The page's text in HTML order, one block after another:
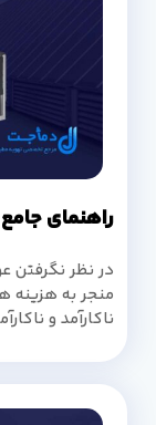
راهنمای
در نظر نگرفتن
منجر به هزینه
ناکارآمد و